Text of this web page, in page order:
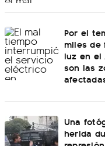
Por el
miles de
luz en el
son las
Una
herida